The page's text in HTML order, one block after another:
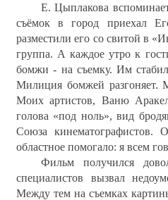
Е. Цыплакова
съёмок в город приехал
разместили его со свитой в
группа. А каждое утро к
бомжи - на съемку. Им
Милиция бомжей разгоняет.
Моих артистов, Ваню
голова «под ноль», вид
Союза кинематографистов.
областное помогало: я всем
Фильм получился
специалистов вызвал
Между тем на съемках